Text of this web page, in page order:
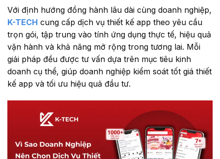
Với định hướng đồng hành lâu dài cùng doanh nghiệp,
K-TECH cung cấp dịch vụ thiết kế app theo yêu cầu
trọn gói, tập trung vào tính ứng dụng thực tế, hiệu quả
vận hành và khả năng mở rộng trong tương lai. Mỗi
giải pháp đều được tư vấn dựa trên mục tiêu kinh
doanh cụ thể, giúp doanh nghiệp kiểm soát tốt giá thiết
kế app và tối ưu hiệu quả đầu tư.